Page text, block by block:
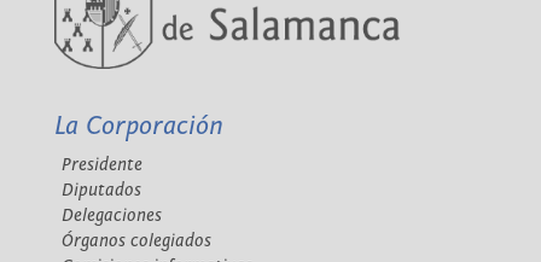
La Corporación
Presidente
Diputados
Delegaciones
Órganos colegiados